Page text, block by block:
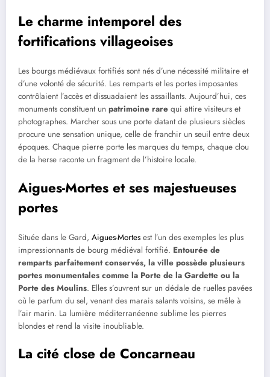
Le charme intemporel des
fortifications villageoises
Les bourgs médiévaux fortifiés sont nés d’une nécessité militaire et
d’une volonté de sécurité. Les remparts et les portes imposantes
contrôlaient l’accès et dissuadaient les assaillants. Aujourd’hui, ces
monuments constituent un patrimoine rare qui attire visiteurs et
photographes. Marcher sous une porte datant de plusieurs siècles
procure une sensation unique, celle de franchir un seuil entre deux
époques. Chaque pierre porte les marques du temps, chaque clou
de la herse raconte un fragment de l’histoire locale.
Aigues-Mortes et ses majestueuses
portes
Située dans le Gard, Aigues-Mortes est l’un des exemples les plus
impressionnants de bourg médiéval fortifié. Entourée de
remparts parfaitement conservés, la ville possède plusieurs
portes monumentales comme la Porte de la Gardette ou la
Porte des Moulins. Elles s’ouvrent sur un dédale de ruelles pavées
où le parfum du sel, venant des marais salants voisins, se mêle à
l’air marin. La lumière méditerranéenne sublime les pierres
blondes et rend la visite inoubliable.
La cité close de Concarneau